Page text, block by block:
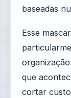
baseadas
Esse
que
cortar